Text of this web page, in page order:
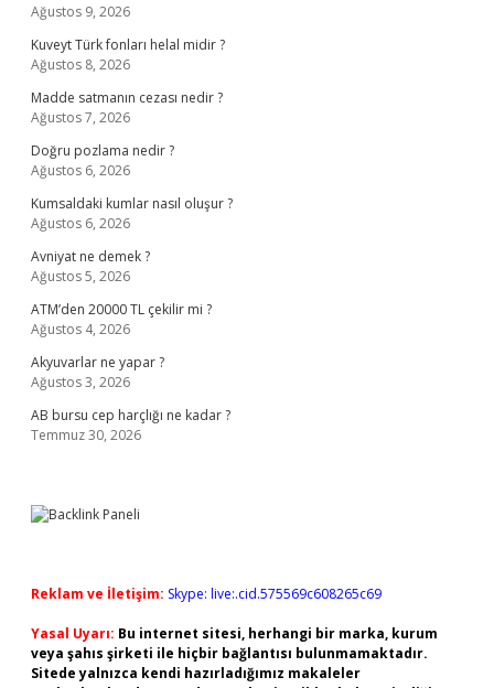
Ağustos 9, 2026
Kuveyt Türk fonları helal midir ?
Ağustos 8, 2026
Madde satmanın cezası nedir ?
Ağustos 7, 2026
Doğru pozlama nedir ?
Ağustos 6, 2026
Kumsaldaki kumlar nasıl oluşur ?
Ağustos 6, 2026
Avniyat ne demek ?
Ağustos 5, 2026
ATM’den 20000 TL çekilir mi ?
Ağustos 4, 2026
Akyuvarlar ne yapar ?
Ağustos 3, 2026
AB bursu cep harçlığı ne kadar ?
Temmuz 30, 2026
Reklam ve İletişim: Skype: live:.cid.575569c608265c69
Yasal Uyarı: Bu internet sitesi, herhangi bir marka, kurum
veya şahıs şirketi ile hiçbir bağlantısı bulunmamaktadır.
Sitede yalnızca kendi hazırladığımız makaleler